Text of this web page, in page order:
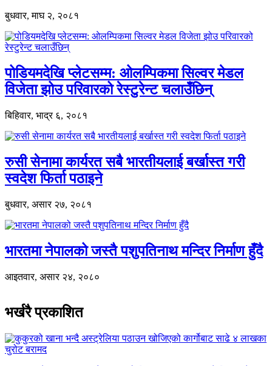
बुधवार, माघ २, २०८१
पोडियमदेखि प्लेटसम्म: ओलम्पिकमा सिल्वर मेडल
विजेता झोउ परिवारको रेस्टुरेन्ट चलाउँछिन्
बिहिवार, भाद्र ६, २०८१
रुसी सेनामा कार्यरत सबै भारतीयलाई बर्खास्त गरी
स्वदेश फिर्ता पठाइने
बुधवार, असार २७, २०८१
भारतमा नेपालको जस्तै पशुपतिनाथ मन्दिर निर्माण हुँदै
आइतवार, असार २४, २०८०
भर्खरै प्रकाशित